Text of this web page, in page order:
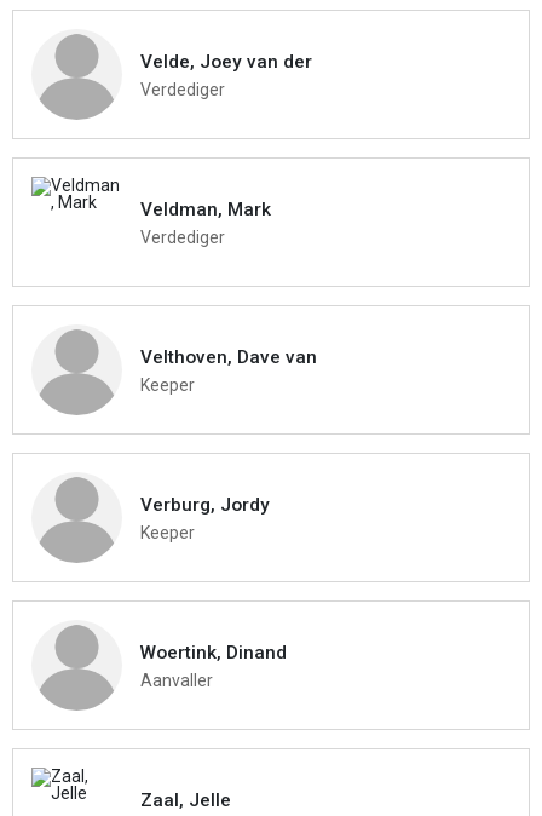
Velde, Joey van der
Verdediger
Veldman, Mark
Verdediger
Velthoven, Dave van
Keeper
Verburg, Jordy
Keeper
Woertink, Dinand
Aanvaller
Zaal, Jelle